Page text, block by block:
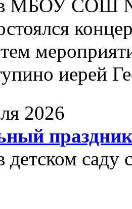
в МБОУ СОШ
иерей
2026
детском